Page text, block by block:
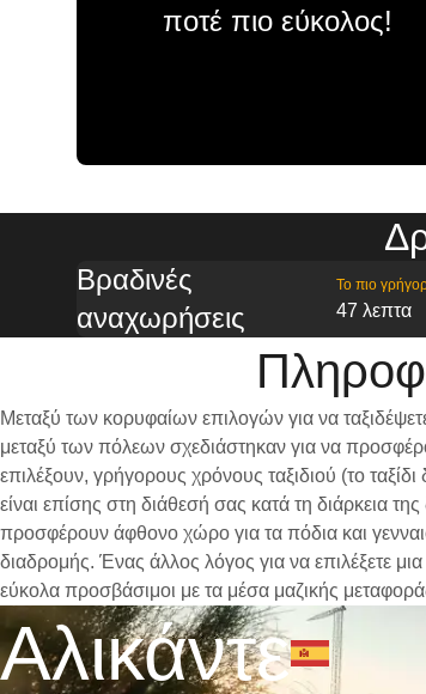
ποτέ πιο εύκολος!
Βραδινές
αναχωρήσεις
Το πιο
47 λεπτα
Μεταξύ των κορυφαίων επιλογών για να
μεταξύ των πόλεων σχεδιάστηκαν για να
επιλέξουν, γρήγορους χρόνους ταξιδιού (το
είναι επίσης στη διάθεσή σας κατά τη διάρκεια
προσφέρουν άφθονο χώρο για τα πόδια και
διαδρομής. Ένας άλλος λόγος για να επιλέξετε
εύκολα προσβάσιμοι με τα μέσα μαζικής
Αλικάντε